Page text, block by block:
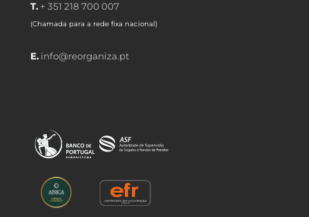
T. + 351 218 700 007
(Chamada para a rede fixa nacional)
E. info@reorganiza.pt